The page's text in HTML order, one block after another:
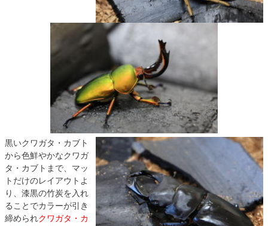
黒いクワガタ・カブト
から色鮮やかなクワガ
タ・カブトまで、マッ
トだけのレイアウトよ
り、漆黒の竹炭を入れ
ることでカラーが引き
締められクワガタ・カ